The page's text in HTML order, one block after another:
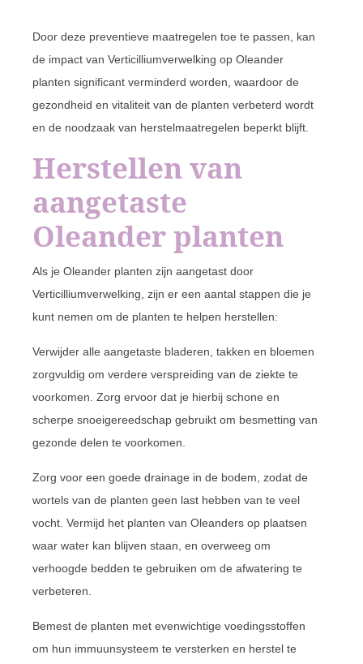
Door deze preventieve maatregelen toe te passen, kan
de impact van Verticilliumverwelking op Oleander
planten significant verminderd worden, waardoor de
gezondheid en vitaliteit van de planten verbeterd wordt
en de noodzaak van herstelmaatregelen beperkt blijft.
Herstellen van
aangetaste
Oleander planten
Als je Oleander planten zijn aangetast door
Verticilliumverwelking, zijn er een aantal stappen die je
kunt nemen om de planten te helpen herstellen:
Verwijder alle aangetaste bladeren, takken en bloemen
zorgvuldig om verdere verspreiding van de ziekte te
voorkomen. Zorg ervoor dat je hierbij schone en
scherpe snoeigereedschap gebruikt om besmetting van
gezonde delen te voorkomen.
Zorg voor een goede drainage in de bodem, zodat de
wortels van de planten geen last hebben van te veel
vocht. Vermijd het planten van Oleanders op plaatsen
waar water kan blijven staan, en overweeg om
verhoogde bedden te gebruiken om de afwatering te
verbeteren.
Bemest de planten met evenwichtige voedingsstoffen
om hun immuunsysteem te versterken en herstel te